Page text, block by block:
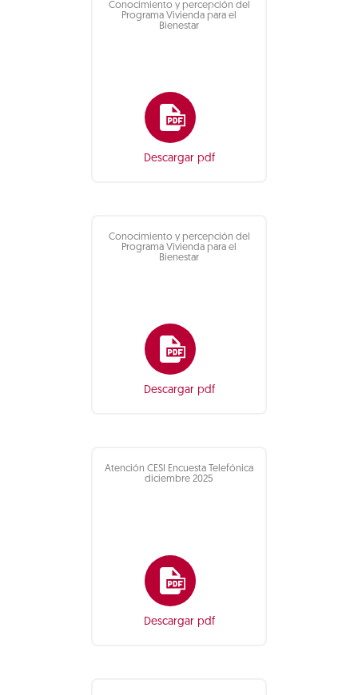
Conocimiento y percepción del
Programa Vivienda para el
Bienestar
Descargar pdf
Conocimiento y percepción del
Programa Vivienda para el
Bienestar
Descargar pdf
Atención CESI Encuesta Telefónica
diciembre 2025
Descargar pdf